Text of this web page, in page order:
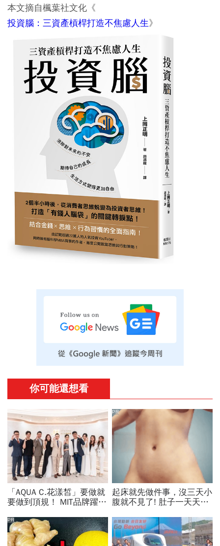
本文摘自楓葉社文化《
投資腦：三資產槓桿打造不焦慮人生》